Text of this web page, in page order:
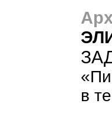
в